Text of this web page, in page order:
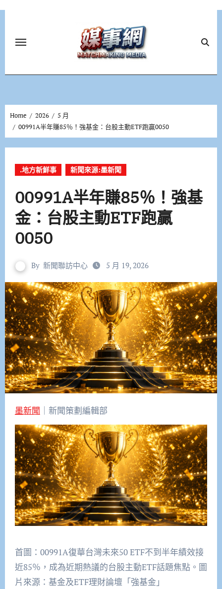
Home 2026
5 月
00991A半年賺85％！強基金：台股主動ETF跑贏0050
.地方新鮮事 新聞來源:墨新聞
00991A半年賺85％！強基
金：台股主動ETF跑贏
0050
By 新聞聯訪中心 5 月 19, 2026
墨新聞 ｜新聞策劃編輯部
首圖：00991A復華台灣未來50 ETF不到半年績效接
近85％，成為近期熱議的台股主動ETF話題焦點。圖
片來源：基金及ETF理財論壇「強基金」